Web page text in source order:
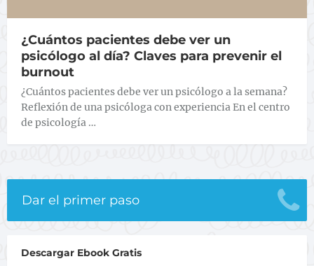
¿Cuántos pacientes debe ver un
psicólogo al día? Claves para prevenir el
burnout
¿Cuántos pacientes debe ver un psicólogo a la semana?
Reflexión de una psicóloga con experiencia En el centro
de psicología …
Dar el primer paso
Descargar Ebook Gratis